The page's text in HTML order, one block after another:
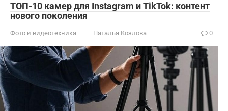
ТОП-10 камер для Instagram и TikTok: контент
нового поколения
Фото и видеотехника Наталья Козлова 0